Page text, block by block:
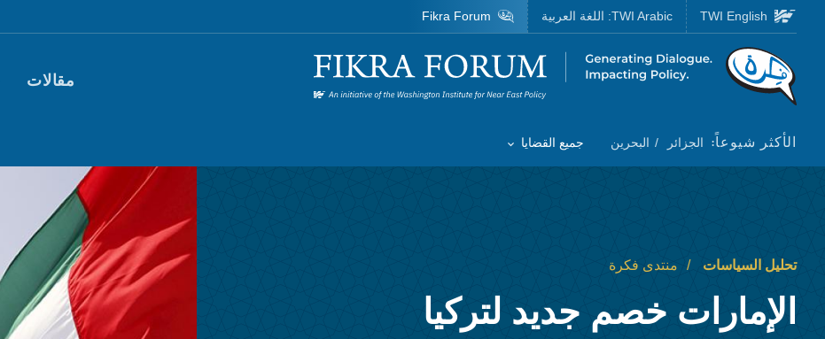
Skip to main content
Homepage
Forum)
مقالات
الأكثر شيوعاً: الجزائر البحرين
Toggle List of
جميع القضايا
TWI English
TWI Arabic: اللغة العربية Fikra Forum
تحليل السياسات منتدى فكرة
الإمارات خصم جديد لتركيا